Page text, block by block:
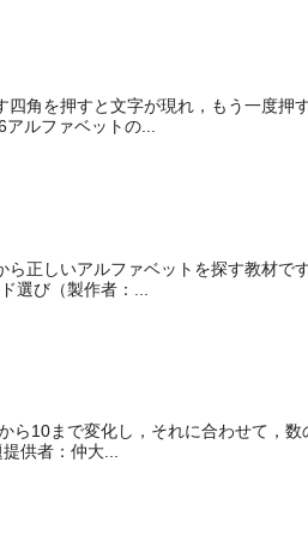
角を押すと文字が現れ，もう一度押
ルファベットの...
正しいアルファベットを探す教材で
選び（製作者：...
10まで変化し，それに合わせて，数
供者：仲大...